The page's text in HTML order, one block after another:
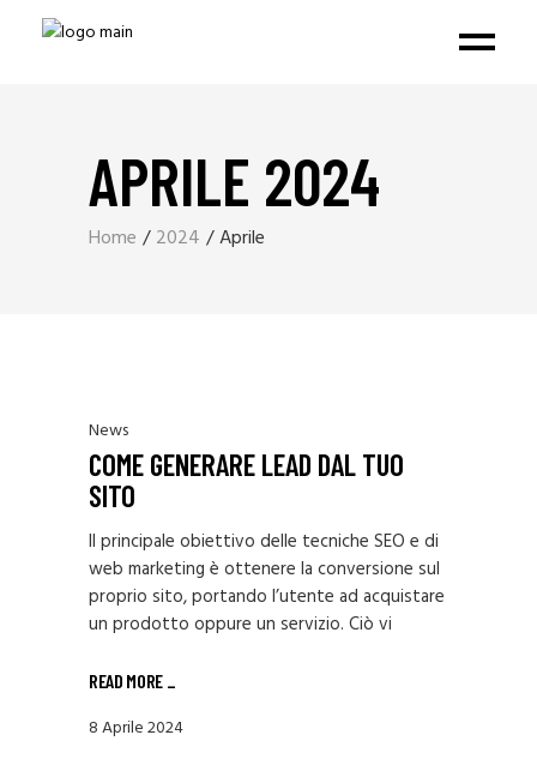
APRILE 2024
Home 2024 Aprile
News
COME GENERARE LEAD DAL TUO
SITO
Il principale obiettivo delle tecniche SEO e di
web marketing è ottenere la conversione sul
proprio sito, portando l’utente ad acquistare
un prodotto oppure un servizio. Ciò vi
READ MORE _
8 Aprile 2024